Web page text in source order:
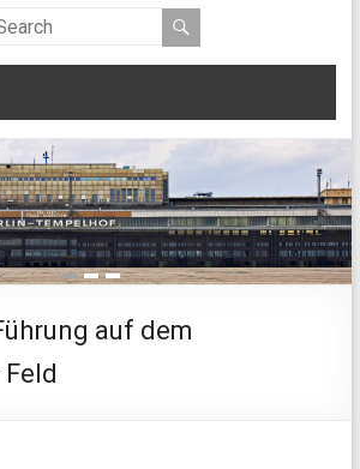
1 2 3
auf dem